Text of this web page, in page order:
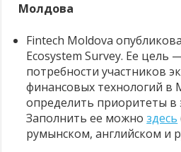
Молдова
Fintech Moldova
Ecosystem Survey. Ее цель
потребности участников
финансовых технологий в
определить приоритеты в
Заполнить ее можноздесь
румынском, английском и